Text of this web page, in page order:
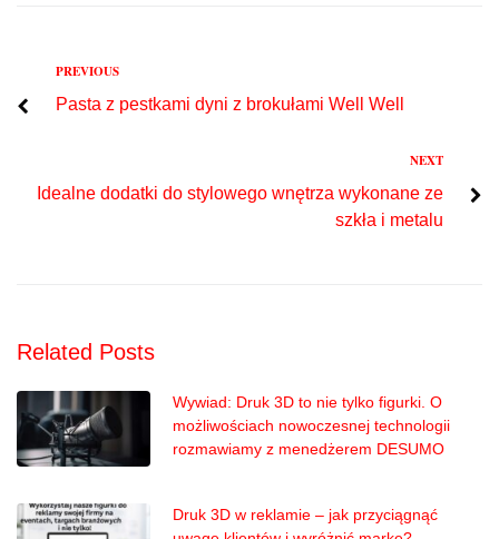
Nawigacja
wpisu
Previous
PREVIOUS
Pasta z pestkami dyni z brokułami Well Well
NEXT
Idealne dodatki do stylowego wnętrza wykonane ze
szkła i metalu
Related Posts
Wywiad: Druk 3D to nie tylko figurki. O
możliwościach nowoczesnej technologii
rozmawiamy z menedżerem DESUMO
Druk 3D w reklamie – jak przyciągnąć